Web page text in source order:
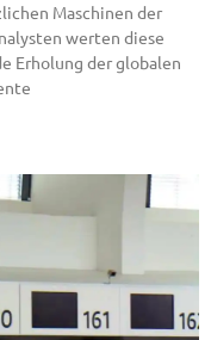
Maschinen der
werten diese
Erholung der globalen